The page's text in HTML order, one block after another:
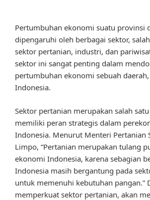
Pertumbuhan ekonomi suatu provinsi
dipengaruhi oleh berbagai sektor,
sektor pertanian, industri, dan
sektor ini sangat penting dalam
pertumbuhan ekonomi sebuah
Indonesia.
Sektor pertanian merupakan salah
memiliki peran strategis dalam
Indonesia. Menurut Menteri Pertanian
Limpo, “Pertanian merupakan tulang
ekonomi Indonesia, karena sebagian
Indonesia masih bergantung pada
untuk memenuhi kebutuhan pangan.”
memperkuat sektor pertanian, akan